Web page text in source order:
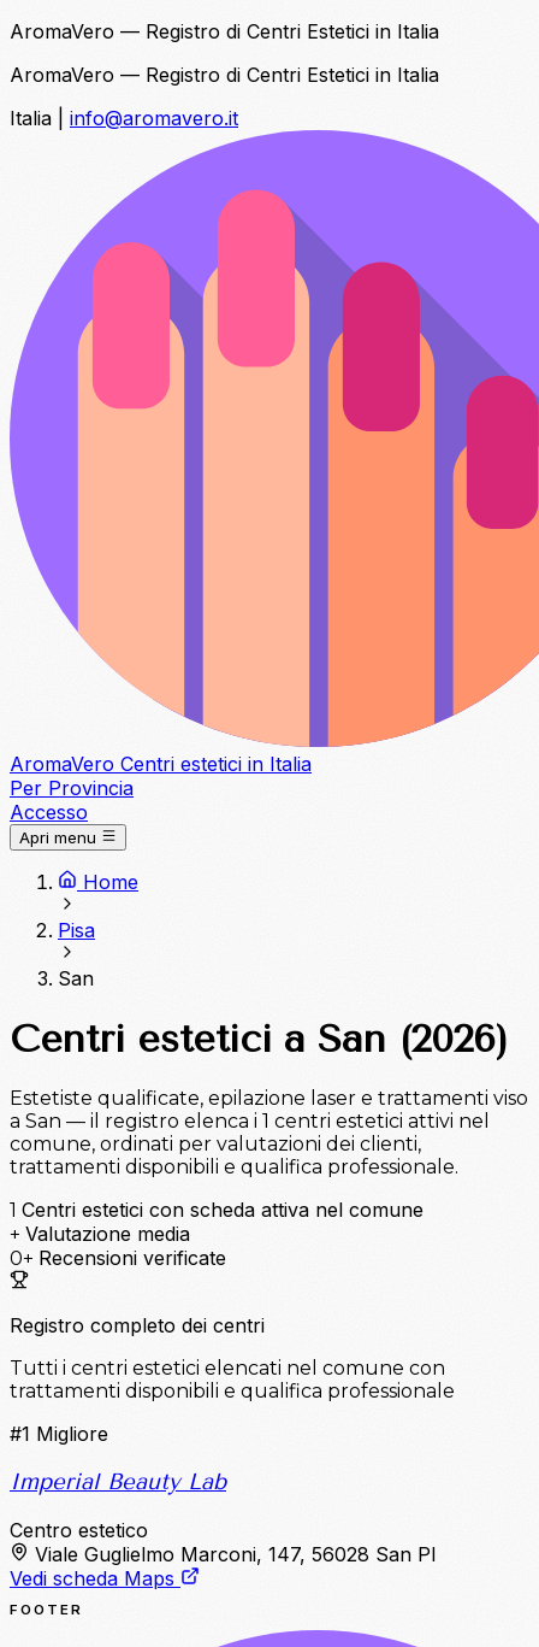
AromaVero — Registro di Centri Estetici in Italia
AromaVero — Registro di Centri Estetici in Italia
Italia
info@aromavero.it
AromaVero Centri estetici in Italia
Per Provincia
Accesso
Apri menu
Home
Pisa
San
Centri estetici a San (2026)
Estetiste qualificate, epilazione laser e trattamenti viso
a San — il registro elenca i 1 centri estetici attivi nel
comune, ordinati per valutazioni dei clienti,
trattamenti disponibili e qualifica professionale.
1 Centri estetici con scheda attiva nel comune
+ Valutazione media
0+ Recensioni verificate
Registro completo dei centri
Tutti i centri estetici elencati nel comune con
trattamenti disponibili e qualifica professionale
#1 Migliore
Imperial Beauty Lab
Centro estetico
Viale Guglielmo Marconi, 147, 56028 San PI
Vedi scheda Maps
FOOTER